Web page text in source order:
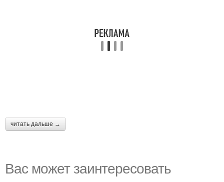
читать дальше →
Вас может заинтересовать